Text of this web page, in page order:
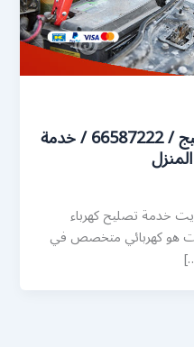
رقم كهربائي سيارات الضجيج / 66587222 / خدمة
خدمة تصليح كهرباء
هو كهربائي متخصص في